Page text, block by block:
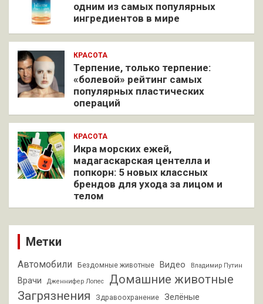
одним из самых популярных
ингредиентов в мире
КРАСОТА
Терпение, только терпение:
«болевой» рейтинг самых
популярных пластических
операций
КРАСОТА
Икра морских ежей,
мадагаскарская центелла и
попкорн: 5 новых классных
брендов для ухода за лицом и
телом
Метки
Автомобили Бездомные животные Видео Владимир Путин
Врачи Дженнифер Лопес
Домашние животные
Загрязнения
Здравоохранение
Зелёные